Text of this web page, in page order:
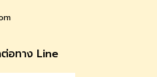
อทาง Line